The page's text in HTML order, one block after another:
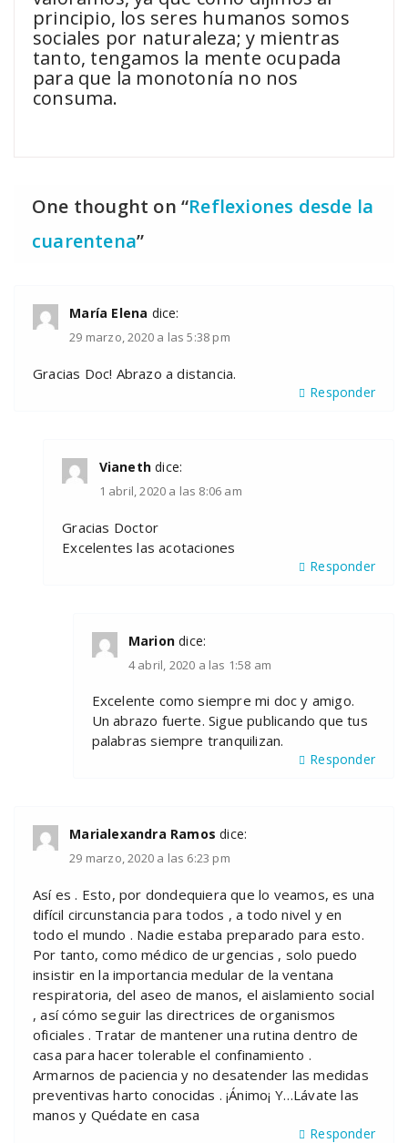
principio, los seres humanos somos
sociales por naturaleza; y mientras
tanto, tengamos la mente ocupada
para que la monotonía no nos
consuma.
One thought on “Reflexiones desde la
cuarentena”
María Elena dice:
29 marzo, 2020 a las 5:38 pm
Gracias Doc! Abrazo a distancia.
Responder
Vianeth dice:
1 abril, 2020 a las 8:06 am
Gracias Doctor
Excelentes las acotaciones
Responder
Marion dice:
4 abril, 2020 a las 1:58 am
Excelente como siempre mi doc y amigo.
Un abrazo fuerte. Sigue publicando que tus
palabras siempre tranquilizan.
Responder
Marialexandra Ramos dice:
29 marzo, 2020 a las 6:23 pm
Así es . Esto, por dondequiera que lo veamos, es una
difícil circunstancia para todos , a todo nivel y en
todo el mundo . Nadie estaba preparado para esto.
Por tanto, como médico de urgencias , solo puedo
insistir en la importancia medular de la ventana
respiratoria, del aseo de manos, el aislamiento social
, así cómo seguir las directrices de organismos
oficiales . Tratar de mantener una rutina dentro de
casa para hacer tolerable el confinamiento .
Armarnos de paciencia y no desatender las medidas
preventivas harto conocidas . ¡Ánimo¡ Y…Lávate las
manos y Quédate en casa
Responder